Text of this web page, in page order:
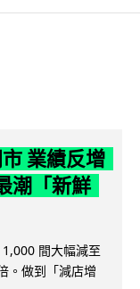
業績反增
潮「新鮮
間大幅減至
。做到「減店增